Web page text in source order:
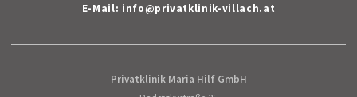
E-Mail: info@privatklinik-villach.at
Privatklinik Maria Hilf GmbH